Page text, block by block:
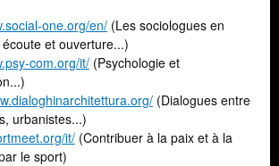
one.org/en/(Les sociologues en
et ouverture...)
com.org/it/(Psychologie et
(Dialogues entre
urbanistes...)
it/(Contribuer à la paix et à la
le sport)